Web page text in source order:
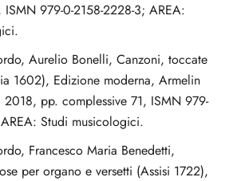
ISMN 979-0-2158-2228-3; AREA:
Aurelio Bonelli, Canzoni, toccate
1602), Edizione moderna, Armelin
2018, pp. complessive 71, ISMN 979-
Studi musicologici.
Francesco Maria Benedetti,
per organo e versetti (Assisi 1722),